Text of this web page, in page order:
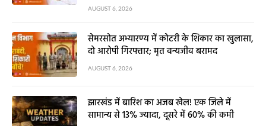
AUGUST 6, 2026
सेमरसोत अभ्यारण्य में कोटरी के शिकार का खुलासा,
दो आरोपी गिरफ्तार; मृत वन्यजीव बरामद
AUGUST 6, 2026
झारखंड में बारिश का अजब खेल! एक जिले में
सामान्य से 13% ज्यादा, दूसरे में 60% की कमी